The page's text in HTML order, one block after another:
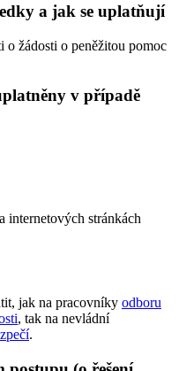
a jak se uplatňují
o žádosti o peněžitou pomoc
v případě
internetových stránkách
jak na pracovníky odboru
, tak na nevládní
.